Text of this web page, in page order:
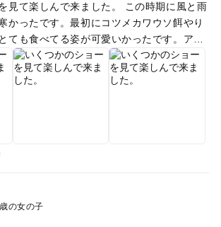
見て楽しんで来ました。 この時期に風と雨
かったです。最初にコツメカワウソ餌やり
ても食べてる姿が可愛いかったです。アザ
エプロンをして膝の上に頭を乗せてナデナ
張気味だったけどとても楽しんでいまし
暖かい時期がいいかなーと。
の女の子